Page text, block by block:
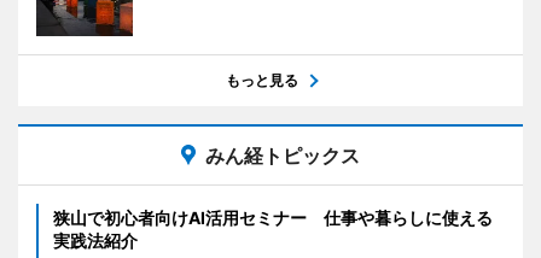
もっと見る
みん経トピックス
狭山で初心者向けAI活用セミナー 仕事や暮らしに使える
実践法紹介